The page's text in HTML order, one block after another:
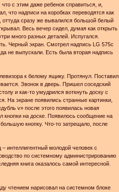
с этим даже ребенок справиться, и,
что надписи на коробках переводятся как
оттуда сразу же вывалился большой белый
Весь вечер сидел, думая как открыть
много разных деталей. Испугался.
Черный экран. Смотрел надпись LG 575c
не выпускали. Есть была вторая надпись
к белому ящику. Протянул. Поставил
Звонок в дверь. Пришел соседский
и как-то умудрился воткнуть доску с
На экране появились странные картинки,
v» после этого появилась новая
кнопки на доске. Появилось сообщение на
кнопку. Что-то затрещало, после
интеллигентный молодой человек с
по системному администрированию
книга оказалось самой интересной.
чтением нарисовал на системном блоке